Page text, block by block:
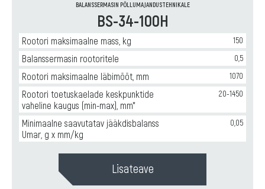
BALANSSERMASIN PÕLLUMAJANDUSTEHNIKALE
BS-34-100H
Rootori maksimaalne mass, kg 150
Balanssermasin rootoritele 0,5
Rootori maksimaalne läbimõõt, mm 1070
Rootori toetuskaelade keskpunktide
vaheline kaugus (min-max), mm*
20-1450
Minimaalne saavutatav jääkdisbalanss
Umar, g x mm/kg
0,05
Lisateave